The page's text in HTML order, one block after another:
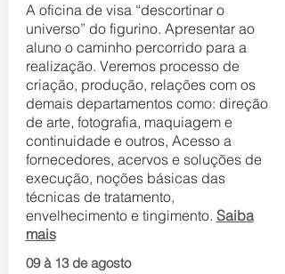
A oficina de visa “descortinar o
universo” do figurino. Apresentar ao
aluno o caminho percorrido para a
realização. Veremos processo de
criação, produção, relações com os
demais departamentos como: direção
de arte, fotografia, maquiagem e
continuidade e outros, Acesso a
fornecedores, acervos e soluções de
execução, noções básicas das
técnicas de tratamento,
envelhecimento e tingimento. Saiba
mais
09 à 13 de agosto